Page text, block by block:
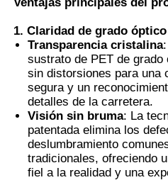
Tinta para ventanas de
Vidrio Pdlc inteligente
Película PNLC
Intercapa de vidrio
1. Claridad de grado
Transparencia cristalina
sustrato de PET de
sin distorsiones para una
segura y un
detalles de la carretera.
Visión sin bruma: La
patentada elimina los
deslumbramiento
tradicionales, ofreciendo
fiel a la realidad y una